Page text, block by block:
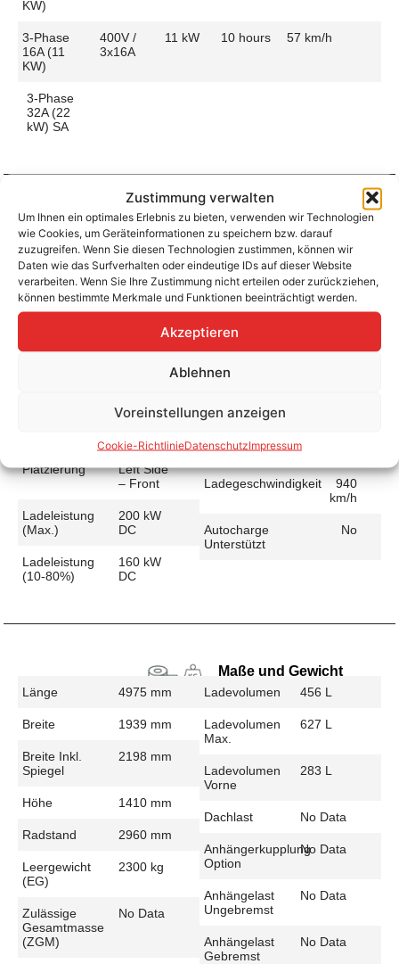
Zustimmung verwalten
Um Ihnen ein optimales Erlebnis zu bieten, verwenden wir Technologien
wie Cookies, um Geräteinformationen zu speichern bzw. darauf
zuzugreifen. Wenn Sie diesen Technologien zustimmen, können wir
Daten wie das Surfverhalten oder eindeutige IDs auf dieser Website
verarbeiten. Wenn Sie Ihre Zustimmung nicht erteilen oder zurückziehen,
können bestimmte Merkmale und Funktionen beeinträchtigt werden.
Akzeptieren
Ablehnen
Voreinstellungen anzeigen
Cookie-RichtlinieDatenschutzImpressum
KW)
3-Phase
16A (11
KW)
400V /
3x16A
11 kW 10 hours 57 km/h
3-Phase
32A (22
kW) SA
Aufladen zu Hause / am Fahrtziel
Ladeanschluss Type 2
Platzierung
Left Side
– Front
Ladezeit (0-
>490 Km)
5 hours
Ladegeschwindigkeit
110
km/h
Schnellladen
Platzierung
Left Side
– Front
Ladeleistung
(max.)
200 kW
DC
Ladeleistung
(10-80%)
160 kW
DC
>392 Km)
Ladegeschwindigkeit
940
km/h
Autocharge
Unterstützt
No
Maße und Gewicht
Länge 4975 mm
Breite 1939 mm
Breite Inkl.
Spiegel
2198 mm
Höhe 1410 mm
Radstand 2960 mm
Leergewicht
(EG)
2300 kg
Zulässige
Gesamtmasse
(zGM)
No Data
Ladevolumen 456 L
Ladevolumen
Max.
627 L
Ladevolumen
Vorne
283 L
Dachlast No Data
Anhängerkupplung
Option
No Data
Anhängelast
Ungebremst
No Data
Anhängelast
Gebremst
No Data